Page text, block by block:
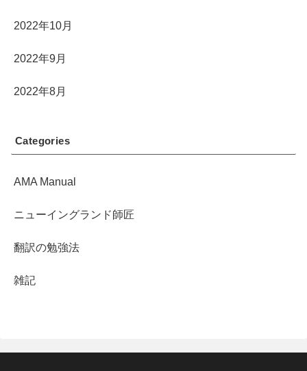
2022年10月
2022年9月
2022年8月
Categories
AMA Manual
ニューイングランド師匠
翻訳の勉強法
雑記